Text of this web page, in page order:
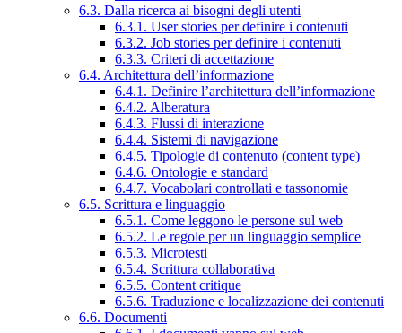
6.3. Dalla ricerca ai bisogni degli utenti
6.3.1. User stories per definire i contenuti
6.3.2. Job stories per definire i contenuti
6.3.3. Criteri di accettazione
6.4. Architettura dell’informazione
6.4.1. Definire l’architettura dell’informazione
6.4.2. Alberatura
6.4.3. Flussi di interazione
6.4.4. Sistemi di navigazione
6.4.5. Tipologie di contenuto (content type)
6.4.6. Ontologie e standard
6.4.7. Vocabolari controllati e tassonomie
6.5. Scrittura e linguaggio
6.5.1. Come leggono le persone sul web
6.5.2. Le regole per un linguaggio semplice
6.5.3. Microtesti
6.5.4. Scrittura collaborativa
6.5.5. Content critique
6.5.6. Traduzione e localizzazione dei contenuti
6.6. Documenti